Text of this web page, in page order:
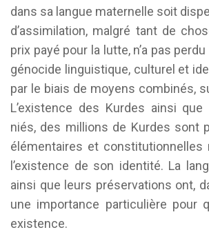
dans sa langue maternelle soit
d’assimilation, malgré tant de
prix payé pour la lutte, n’a pas
génocide linguistique, culturel et
par le biais de moyens combinés,
L’existence des Kurdes ainsi
niés, des millions de Kurdes sont
élémentaires et constitutionnelles
l’existence de son identité. La
ainsi que leurs préservations ont,
une importance particulière pour
existence.